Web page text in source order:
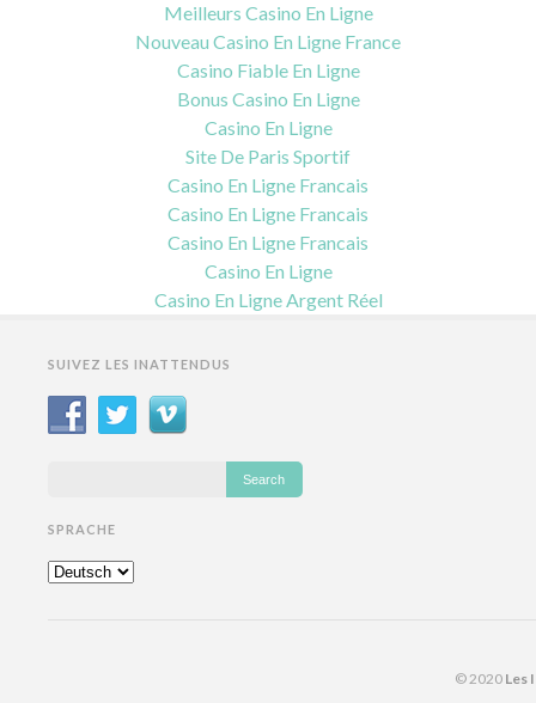
Meilleurs Casino En Ligne
Nouveau Casino En Ligne France
Casino Fiable En Ligne
Bonus Casino En Ligne
Casino En Ligne
Site De Paris Sportif
Casino En Ligne Francais
Casino En Ligne Francais
Casino En Ligne Francais
Casino En Ligne
Casino En Ligne Argent Réel
SUIVEZ LES INATTENDUS
SPRACHE
© 2020 Les